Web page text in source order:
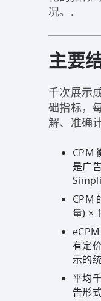
况。.
主要
千次展示
础指标，
解、准确
CPM
是广
CPM
量) ×
有定
示的
平均
告形